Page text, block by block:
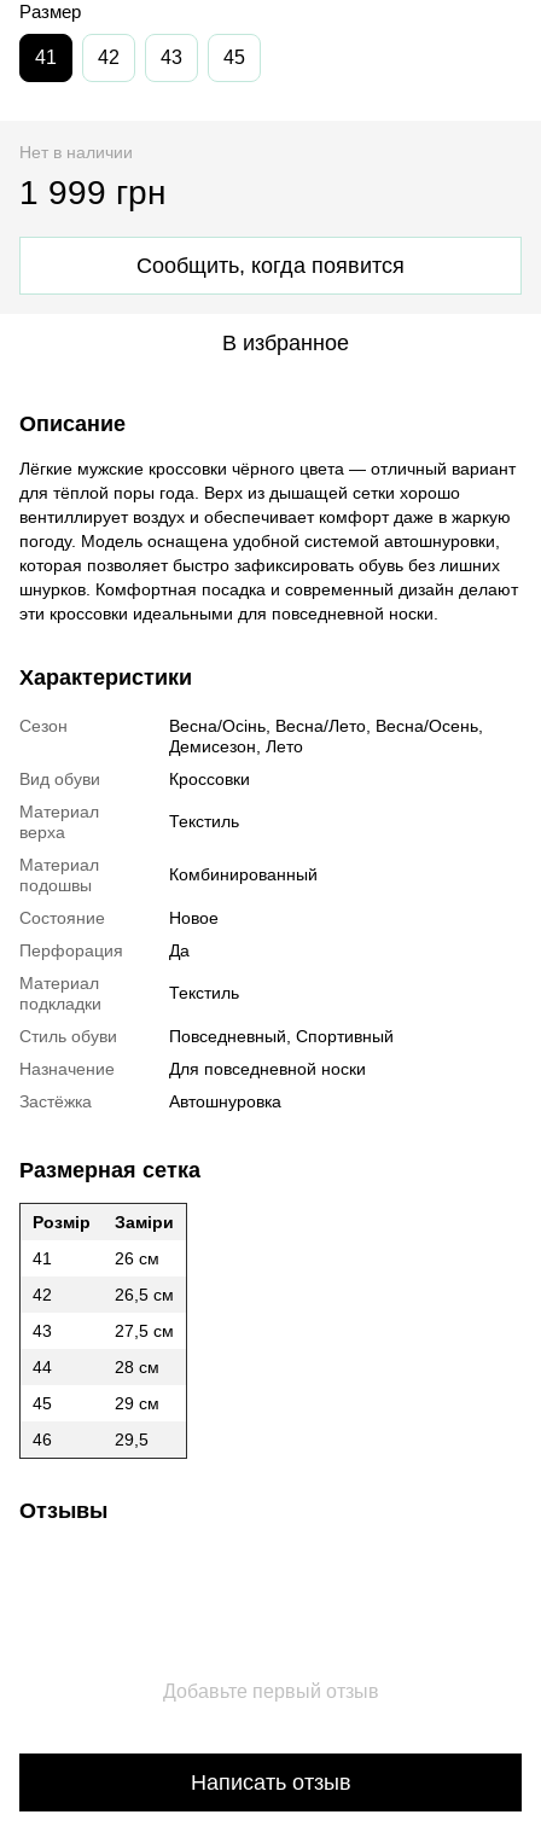
Размер
41 42 43 45
Нет в наличии
1 999 грн
Сообщить, когда появится
В избранное
Описание
Лёгкие мужские кроссовки чёрного цвета — отличный вариант
для тёплой поры года. Верх из дышащей сетки хорошо
вентиллирует воздух и обеспечивает комфорт даже в жаркую
погоду. Модель оснащена удобной системой автошнуровки,
которая позволяет быстро зафиксировать обувь без лишних
шнурков. Комфортная посадка и современный дизайн делают
эти кроссовки идеальными для повседневной носки.
Характеристики
Сезон
Весна/Осінь, Весна/Лето, Весна/Осень,
Демисезон, Лето
Вид обуви
Кроссовки
Материал
верха
Текстиль
Материал
подошвы
Комбинированный
Состояние
Новое
Перфорация
Да
Материал
подкладки
Текстиль
Стиль обуви
Повседневный, Спортивный
Назначение
Для повседневной носки
Застёжка
Автошнуровка
Размерная сетка
Розмір
Заміри
41
26 см
42
26,5 см
43
27,5 см
44
28 см
45
29 см
46
29,5
Отзывы
Добавьте первый отзыв
Написать отзыв